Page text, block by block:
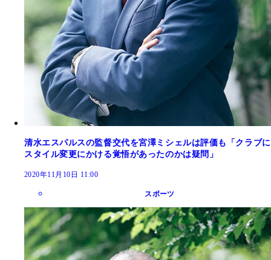
清水エスパルスの監督交代を宮澤ミシェルは評価も「クラブに
スタイル変更にかける覚悟があったのかは疑問」
2020年11月10日 11:00
スポーツ